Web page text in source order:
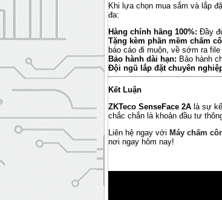
Khi lựa chọn mua sắm và lắp
đa:
Hàng chính hãng 100%: Đầy
Tặng kèm phần mềm chấm
báo cáo đi muộn, về sớm ra file
Bảo hành dài hạn: Bảo hành
Đội ngũ lắp đặt chuyên
Kết Luận
ZKTeco SenseFace 2Alà sự
chắc chắn là khoản đầu tư
Liên hệ ngay với Máy chấm
nơi ngay hôm nay!